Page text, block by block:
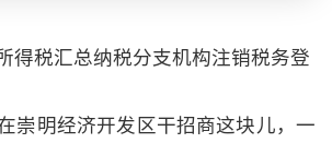
得税汇总纳税分支机构注销税务登
崇明经济开发区干招商这块儿，一